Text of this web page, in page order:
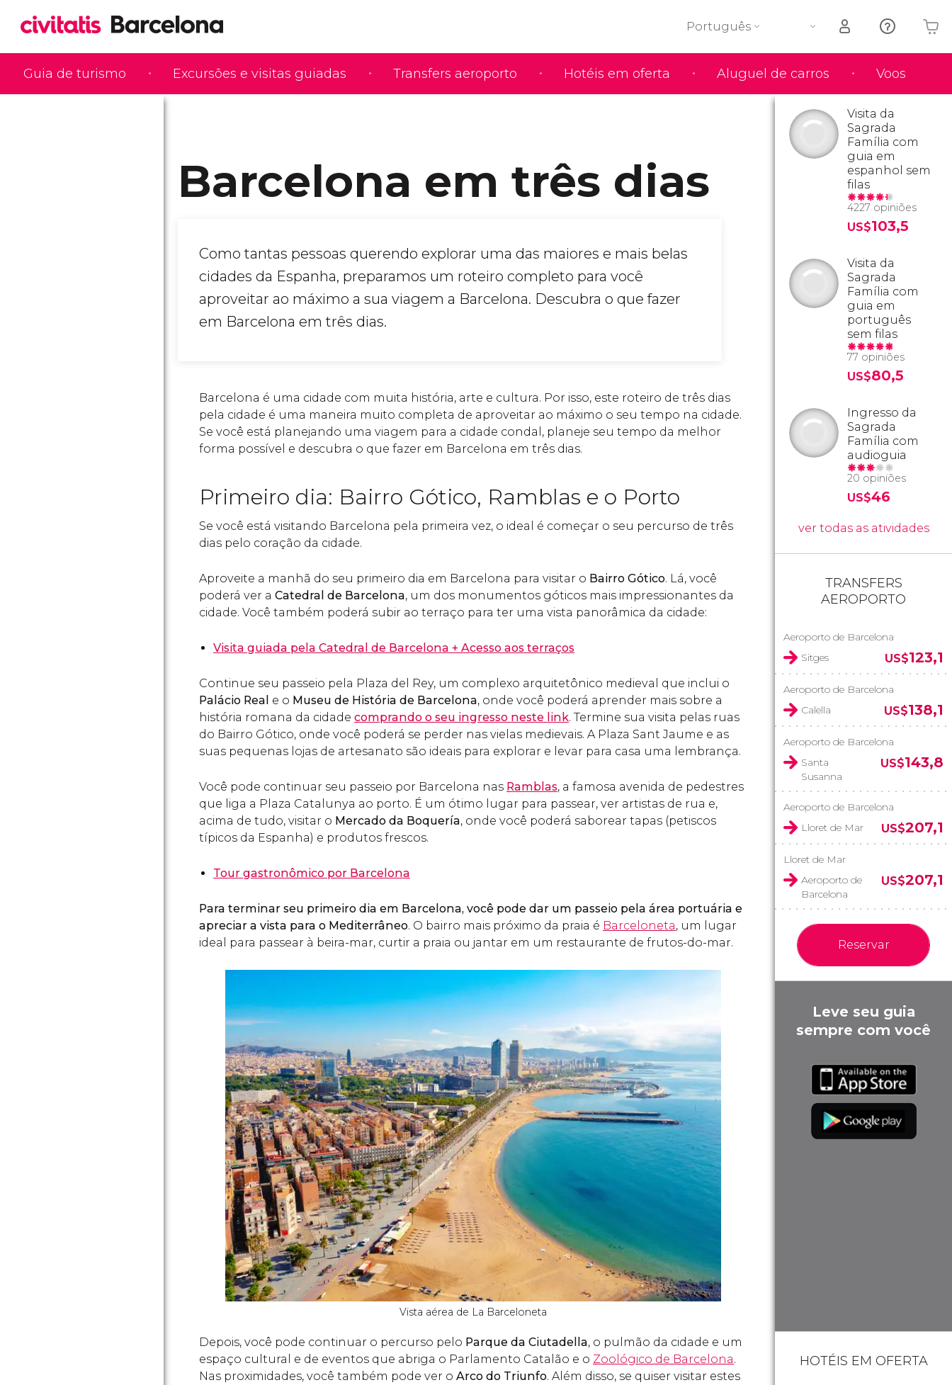
Guia de turismo Excursões e visitas guiadas Transfers aeroporto Hotéis em oferta Aluguel de carros Voos
Português
O seu carrinho está vazio
Barcelona em três dias
Como tantas pessoas querendo explorar uma das maiores e mais belas
cidades da Espanha, preparamos um roteiro completo para você
aproveitar ao máximo a sua viagem a Barcelona. Descubra o que fazer
em Barcelona em três dias.
Barcelona é uma cidade com muita história, arte e cultura. Por isso, este roteiro de três dias
pela cidade é uma maneira muito completa de aproveitar ao máximo o seu tempo na cidade.
Se você está planejando uma viagem para a cidade condal, planeje seu tempo da melhor
forma possível e descubra o que fazer em Barcelona em três dias.
Primeiro dia: Bairro Gótico, Ramblas e o Porto
Se você está visitando Barcelona pela primeira vez, o ideal é começar o seu percurso de três
dias pelo coração da cidade.
Aproveite a manhã do seu primeiro dia em Barcelona para visitar o Bairro Gótico. Lá, você
poderá ver a Catedral de Barcelona, um dos monumentos góticos mais impressionantes da
cidade. Você também poderá subir ao terraço para ter uma vista panorâmica da cidade:
Visita guiada pela Catedral de Barcelona + Acesso aos terraços
Continue seu passeio pela Plaza del Rey, um complexo arquitetônico medieval que inclui o
Palácio Real e o Museu de História de Barcelona, onde você poderá aprender mais sobre a
história romana da cidade comprando o seu ingresso neste link. Termine sua visita pelas ruas
do Bairro Gótico, onde você poderá se perder nas vielas medievais. A Plaza Sant Jaume e as
suas pequenas lojas de artesanato são ideais para explorar e levar para casa uma lembrança.
Você pode continuar seu passeio por Barcelona nas Ramblas, a famosa avenida de pedestres
que liga a Plaza Catalunya ao porto. É um ótimo lugar para passear, ver artistas de rua e,
acima de tudo, visitar o Mercado da Boquería, onde você poderá saborear tapas (petiscos
típicos da Espanha) e produtos frescos.
Tour gastronômico por Barcelona
Para terminar seu primeiro dia em Barcelona, você pode dar um passeio pela área portuária e
apreciar a vista para o Mediterrâneo. O bairro mais próximo da praia é Barceloneta, um lugar
ideal para passear à beira-mar, curtir a praia ou jantar em um restaurante de frutos-do-mar.
Vista aérea de La Barceloneta
Depois, você pode continuar o percurso pelo Parque da Ciutadella, o pulmão da cidade e um
espaço cultural e de eventos que abriga o Parlamento Catalão e o Zoológico de Barcelona.
Nas proximidades, você também pode ver o Arco do Triunfo. Além disso, se quiser visitar estes
Visita da
Sagrada
Família com
guia em
espanhol sem
filas
4227 opiniões
US$103,5
Visita da
Sagrada
Família com
guia em
português
sem filas
77 opiniões
US$80,5
Ingresso da
Sagrada
Família com
audioguia
20 opiniões
US$46
ver todas as atividades
TRANSFERS
AEROPORTO
Aeroporto de Barcelona
Sitges
US$123,1
Aeroporto de Barcelona
Calella
US$138,1
Aeroporto de Barcelona
Santa
Susanna
US$143,8
Aeroporto de Barcelona
Lloret de Mar
US$207,1
Lloret de Mar
Aeroporto de
Barcelona
US$207,1
Reservar
Leve seu guia
sempre com você
HOTÉIS EM OFERTA